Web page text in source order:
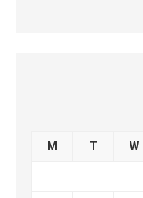
M T W